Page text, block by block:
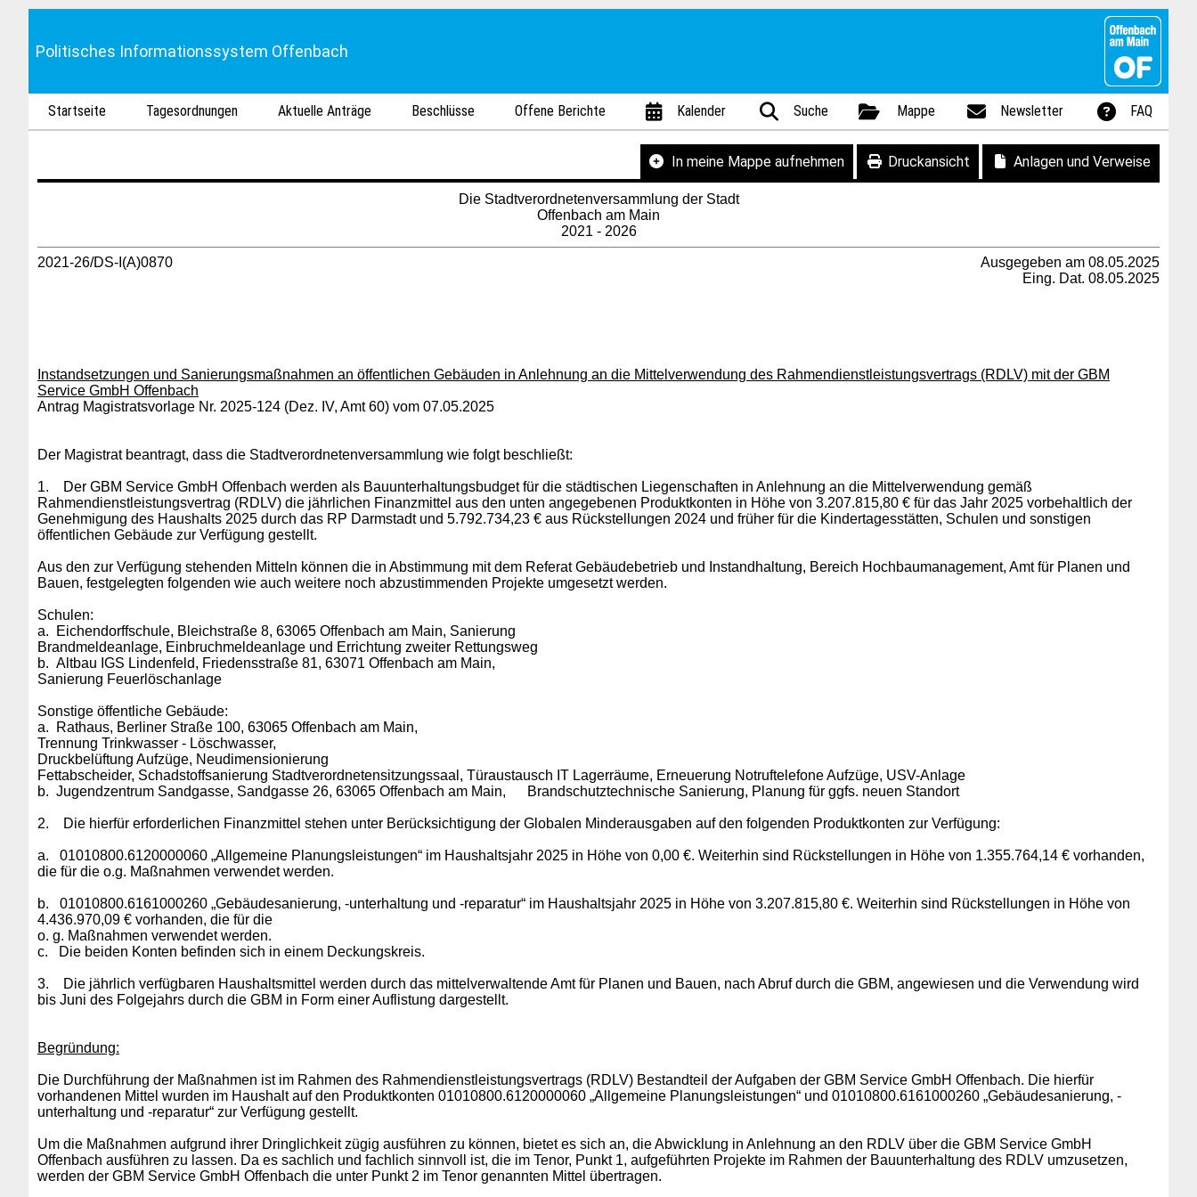
Politisches Informationssystem Offenbach
Startseite Tagesordnungen Aktuelle Anträge Beschlüsse Offene Berichte Kalender Suche Mappe Newsletter FAQ
In meine Mappe aufnehmen Druckansicht Anlagen und Verweise
Die Stadtverordnetenversammlung der Stadt
Offenbach am Main
2021 - 2026
2021-26/DS-I(A)0870
Ausgegeben am 08.05.2025
Eing. Dat. 08.05.2025
Instandsetzungen und Sanierungsmaßnahmen an öffentlichen Gebäuden in Anlehnung an die Mittelverwendung des Rahmendienstleistungsvertrags (RDLV) mit der GBM
Service GmbH Offenbach
Antrag Magistratsvorlage Nr. 2025-124 (Dez. IV, Amt 60) vom 07.05.2025
Der Magistrat beantragt, dass die Stadtverordnetenversammlung wie folgt beschließt:
1. Der GBM Service GmbH Offenbach werden als Bauunterhaltungsbudget für die städtischen Liegenschaften in Anlehnung an die Mittelverwendung gemäß
Rahmendienstleistungsvertrag (RDLV) die jährlichen Finanzmittel aus den unten angegebenen Produktkonten in Höhe von 3.207.815,80 € für das Jahr 2025 vorbehaltlich der
Genehmigung des Haushalts 2025 durch das RP Darmstadt und 5.792.734,23 € aus Rückstellungen 2024 und früher für die Kindertagesstätten, Schulen und sonstigen
öffentlichen Gebäude zur Verfügung gestellt.
Aus den zur Verfügung stehenden Mitteln können die in Abstimmung mit dem Referat Gebäudebetrieb und Instandhaltung, Bereich Hochbaumanagement, Amt für Planen und
Bauen, festgelegten folgenden wie auch weitere noch abzustimmenden Projekte umgesetzt werden.
Schulen:
a.
Eichendorffschule, Bleichstraße 8, 63065 Offenbach am Main, Sanierung
Brandmeldeanlage, Einbruchmeldeanlage und Errichtung zweiter Rettungsweg
b. Altbau IGS Lindenfeld, Friedensstraße 81, 63071 Offenbach am Main,
Sanierung Feuerlöschanlage
Sonstige öffentliche Gebäude:
a.
Rathaus, Berliner Straße 100, 63065 Offenbach am Main,
Trennung Trinkwasser - Löschwasser,
Druckbelüftung Aufzüge, Neudimensionierung
Fettabscheider, Schadstoffsanierung Stadtverordnetensitzungssaal, Türaustausch IT Lagerräume, Erneuerung Notruftelefone Aufzüge, USV-Anlage
b. Jugendzentrum Sandgasse, Sandgasse 26, 63065 Offenbach am Main, Brandschutztechnische Sanierung, Planung für ggfs. neuen Standort
2. Die hierfür erforderlichen Finanzmittel stehen unter Berücksichtigung der Globalen Minderausgaben auf den folgenden Produktkonten zur Verfügung:
a.
01010800.6120000060 „Allgemeine Planungsleistungen“ im Haushaltsjahr 2025 in Höhe von 0,00 €. Weiterhin sind Rückstellungen in Höhe von 1.355.764,14 € vorhanden,
die für die o.g. Maßnahmen verwendet werden.
b. 01010800.6161000260 „Gebäudesanierung, -unterhaltung und -reparatur“ im Haushaltsjahr 2025 in Höhe von 3.207.815,80 €. Weiterhin sind Rückstellungen in Höhe von
4.436.970,09 € vorhanden, die für die
o. g. Maßnahmen verwendet werden.
c.
Die beiden Konten befinden sich in einem Deckungskreis.
3. Die jährlich verfügbaren Haushaltsmittel werden durch das mittelverwaltende Amt für Planen und Bauen, nach Abruf durch die GBM, angewiesen und die Verwendung wird
bis Juni des Folgejahrs durch die GBM in Form einer Auflistung dargestellt.
Begründung:
Die Durchführung der Maßnahmen ist im Rahmen des Rahmendienstleistungsvertrags (RDLV) Bestandteil der Aufgaben der GBM Service GmbH Offenbach. Die hierfür
vorhandenen Mittel wurden im Haushalt auf den Produktkonten 01010800.6120000060 „Allgemeine Planungsleistungen“ und 01010800.6161000260 „Gebäudesanierung, -
unterhaltung und -reparatur“ zur Verfügung gestellt.
Um die Maßnahmen aufgrund ihrer Dringlichkeit zügig ausführen zu können, bietet es sich an, die Abwicklung in Anlehnung an den RDLV über die GBM Service GmbH
Offenbach ausführen zu lassen. Da es sachlich und fachlich sinnvoll ist, die im Tenor, Punkt 1, aufgeführten Projekte im Rahmen der Bauunterhaltung des RDLV umzusetzen,
werden der GBM Service GmbH Offenbach die unter Punkt 2 im Tenor genannten Mittel übertragen.